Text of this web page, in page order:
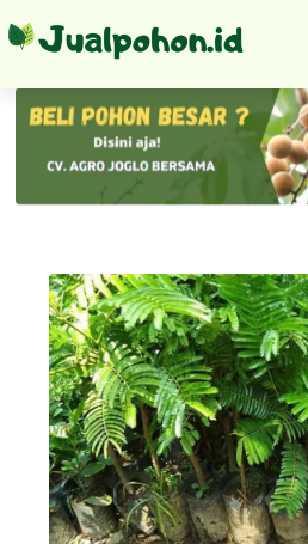
Bibit Tanaman Petai Okulasi Hibrida Pete Hasil